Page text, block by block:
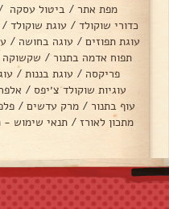
מפת אתר / ביטול עסקה
כדורי שוקולד / עוגת שוקולד /
עוגת תפוזים / עוגה בחושה /
תפוח אדמה בתנור / שקשוקה
פריקסה / עוגת בננות /
עוגיות שוקולד צ׳יפס /
עוף בתנור / מרק עדשים /
מתכון לאורז / תנאי שימוש -